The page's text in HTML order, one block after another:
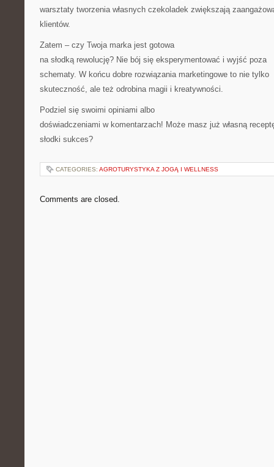
warsztaty tworzenia własnych czekoladek zwiększają
klientów.
Zatem – czy Twoja marka jest gotowa
na słodką rewolucję? Nie bój się eksperymentować i wyjść poza
schematy. W końcu dobre rozwiązania marketingowe to nie tylko
skuteczność, ale też odrobina magii i kreatywności.
Podziel się swoimi opiniami albo
doświadczeniami w komentarzach! Może masz już własną
słodki sukces?
CATEGORIES: AGROTURYSTYKA Z JOGĄ I WELLNESS
Comments are closed.